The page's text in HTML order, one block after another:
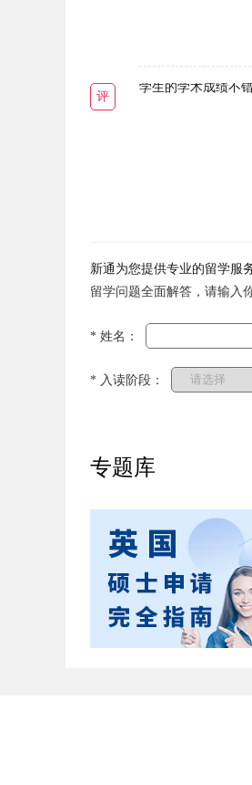
评
学生的学术成绩不
新通为您提供专业的留学服
留学问题全面解答，请输入
* 姓名：
* 入读阶段：
专题库